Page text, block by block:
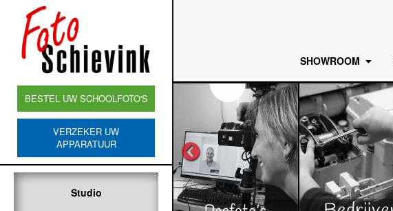
BESTEL UW SCHOOLFOTO'S
VERZEKER UW
APPARATUUR
Studio
SHOWROOM